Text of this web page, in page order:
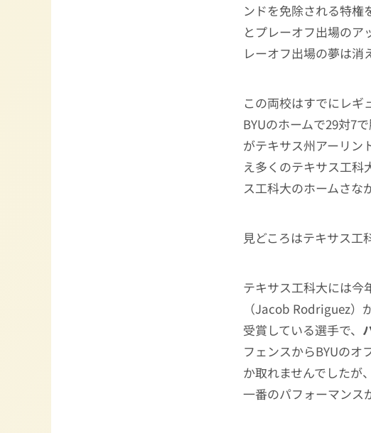
ンドを免除される特権
とプレーオフ出場のア
レーオフ出場の夢は消
この両校はすでにレ
BYUのホームで29対7
がテキサス州アーリン
え多くのテキサス工科
ス工科大のホームさな
見どころはテキサス工
テキサス工科大には今
（Jacob Rodriguez）
受賞している選手で、
フェンスからBYUのオ
か取れませんでしたが
一番のパフォーマンス